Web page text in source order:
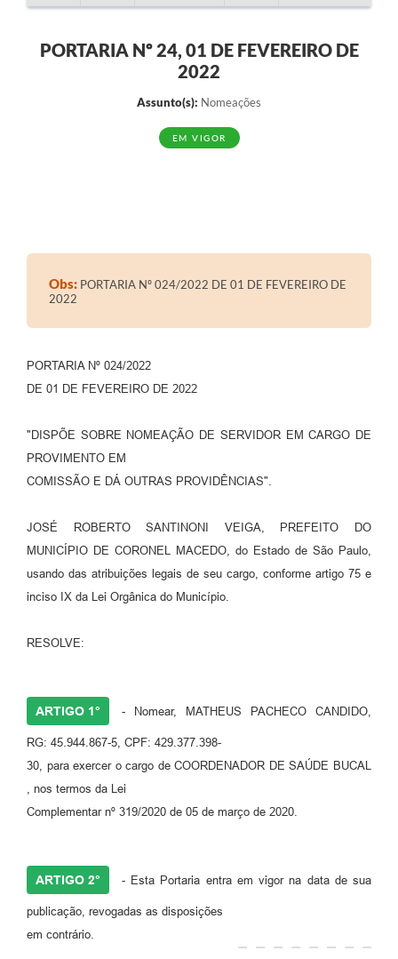
PORTARIA Nº 24, 01 DE FEVEREIRO DE
2022
Assunto(s): Nomeações
EM VIGOR
Obs: PORTARIA Nº 024/2022 DE 01 DE FEVEREIRO DE
2022
PORTARIA Nº 024/2022
DE 01 DE FEVEREIRO DE 2022
"DISPÕE SOBRE NOMEAÇÃO DE SERVIDOR EM CARGO DE
PROVIMENTO EM
COMISSÃO E DÁ OUTRAS PROVIDÊNCIAS".
JOSÉ ROBERTO SANTINONI VEIGA, PREFEITO DO
MUNICÍPIO DE CORONEL MACEDO, do Estado de São Paulo,
usando das atribuições legais de seu cargo, conforme artigo 75 e
inciso IX da Lei Orgânica do Município.
RESOLVE:
ARTIGO 1° - Nomear, MATHEUS PACHECO CANDIDO,
RG: 45.944.867-5, CPF: 429.377.398-
30, para exercer o cargo de COORDENADOR DE SAÚDE BUCAL
, nos termos da Lei
Complementar nº 319/2020 de 05 de março de 2020.
ARTIGO 2° - Esta Portaria entra em vigor na data de sua
publicação, revogadas as disposições
em contrário.